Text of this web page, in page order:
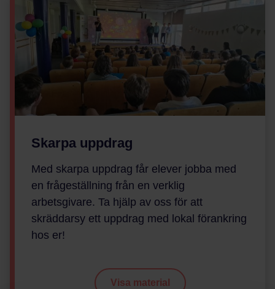
Skarpa uppdrag
Med skarpa uppdrag får elever jobba med
en frågeställning från en verklig
arbetsgivare. Ta hjälp av oss för att
skräddarsy ett uppdrag med lokal förankring
hos er!
Visa material